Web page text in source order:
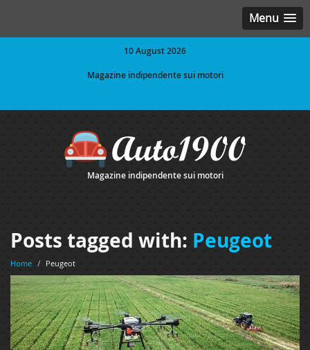
Menu
10 August 2026
Magazine indipendente sui motori
Magazine indipendente sui motori
Posts tagged with: Peugeot
Home / Peugeot